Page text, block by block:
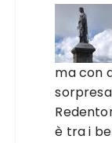
ma con
è tra i